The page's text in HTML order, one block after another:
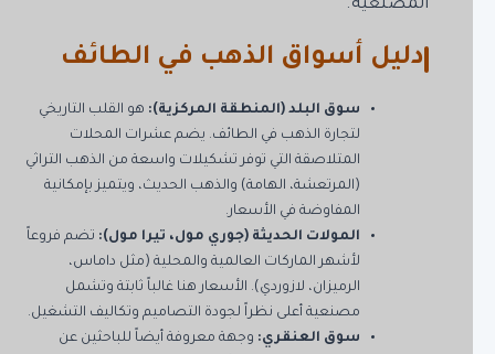
المصنعية.
دليل أسواق الذهب في الطائف
سوق البلد (المنطقة المركزية):هو القلب التاريخي
لتجارة الذهب في الطائف. يضم عشرات المحلات
المتلاصقة التي توفر تشكيلات واسعة من الذهب التراثي
(المرتعشة، الهامة) والذهب الحديث، ويتميز بإمكانية
المفاوضة في الأسعار.
المولات الحديثة (جوري مول، تيرا مول):تضم فروعاً
لأشهر الماركات العالمية والمحلية (مثل داماس،
الرميزان، لازوردي). الأسعار هنا غالباً ثابتة وتشمل
مصنعية أعلى نظراً لجودة التصاميم وتكاليف التشغيل.
سوق العنقري:وجهة معروفة أيضاً للباحثين عن